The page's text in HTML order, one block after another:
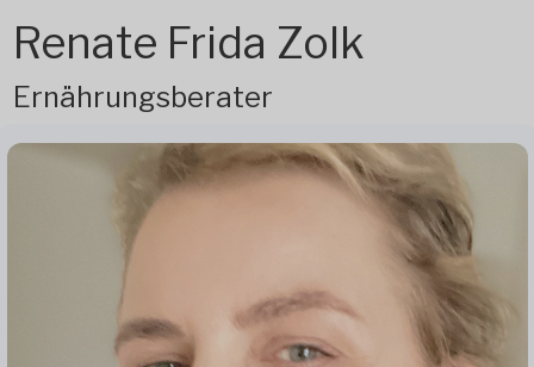
Renate Frida Zolk
Ernährungsberater